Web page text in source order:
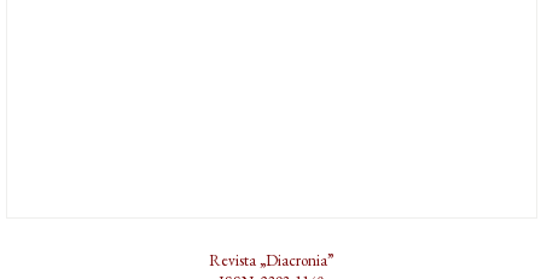
Revista „Diacronia”